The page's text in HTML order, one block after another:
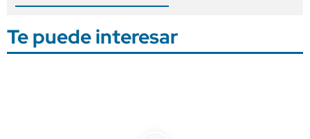
Te puede interesar